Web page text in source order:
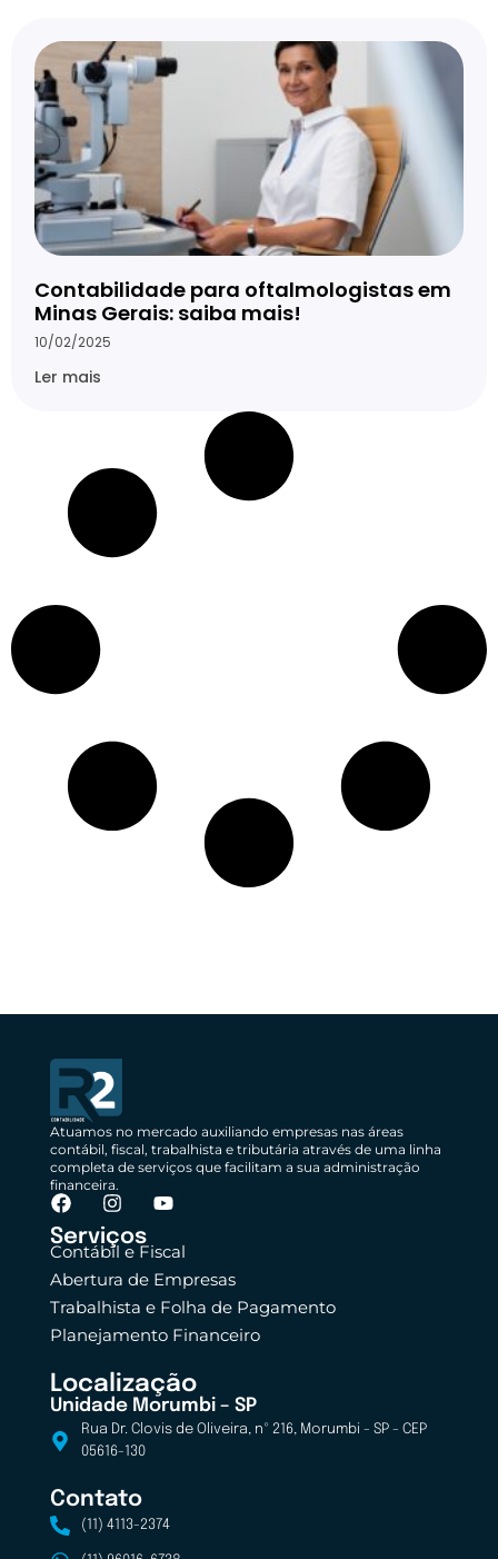
Contabilidade para oftalmologistas em
Minas Gerais: saiba mais!
10/02/2025
Ler mais
Atuamos no mercado auxiliando empresas nas áreas
contábil, fiscal, trabalhista e tributária através de uma linha
completa de serviços que facilitam a sua administração
financeira.
Serviços
Contábil e Fiscal
Abertura de Empresas
Trabalhista e Folha de Pagamento
Planejamento Financeiro
Localização
Unidade Morumbi – SP
Rua Dr. Clovis de Oliveira, nº 216, Morumbi - SP - CEP
05616-130
Contato
(11) 4113-2374